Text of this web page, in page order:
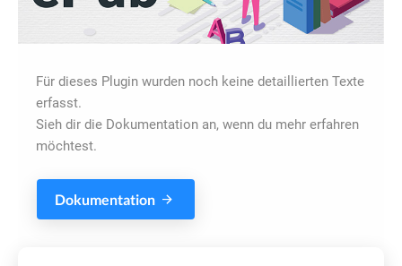
Für dieses Plugin wurden noch keine detaillierten Texte
erfasst.
Sieh dir die Dokumentation an, wenn du mehr erfahren
möchtest.
Dokumentation